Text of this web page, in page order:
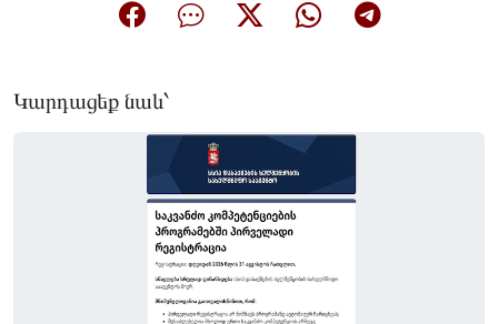
Կարդացեք նաև՝